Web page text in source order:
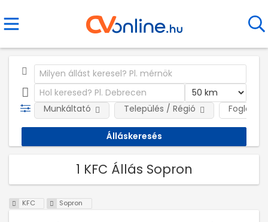
Munkáltató Település / Régió
1 KFC Állás Sopron
KFC Sopron